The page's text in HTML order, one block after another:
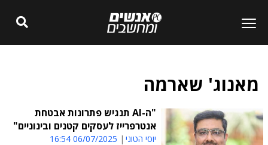
מאנוג' שארמה
"ה-AI תנגיש פתרונות אבטחת
אנטרפרייז לעסקים קטנים ובינוניים"
יוסי הטוני 06/07/2025 16:54